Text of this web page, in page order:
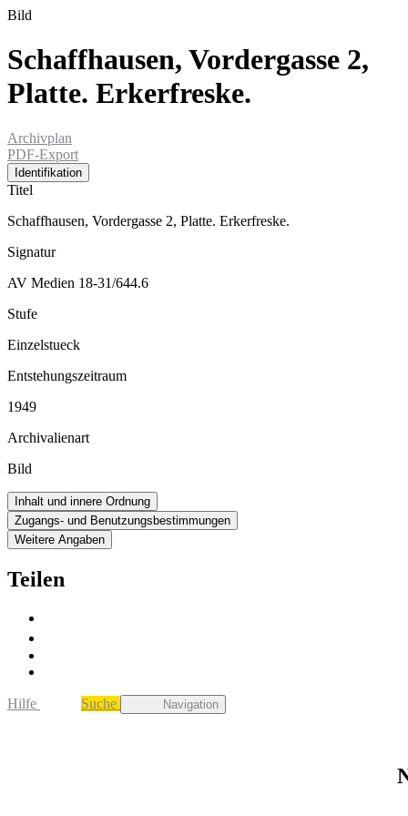
Bild
Schaffhausen, Vordergasse 2,
Platte. Erkerfreske.
Archivplan
PDF-Export
Identifikation
Titel
Schaffhausen, Vordergasse 2, Platte. Erkerfreske.
Signatur
AV Medien 18-31/644.6
Stufe
Einzelstueck
Entstehungszeitraum
1949
Archivalienart
Bild
Inhalt und innere Ordnung
Zugangs- und Benutzungsbestimmungen
Weitere Angaben
Teilen
Hilfe Suche Navigation